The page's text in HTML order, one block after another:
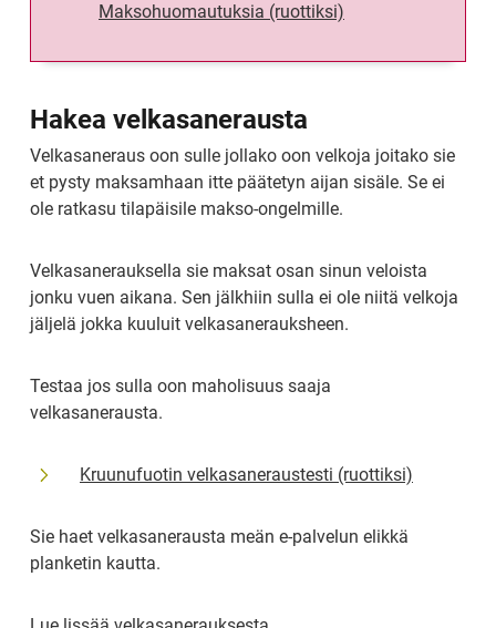
Maksohuomautuksia (ruottiksi)
Hakea velkasanerausta
Velkasaneraus oon sulle jollako oon velkoja joitako sie
et pysty maksamhaan itte päätetyn aijan sisäle. Se ei
ole ratkasu tilapäisile makso-ongelmille.
Velkasanerauksella sie maksat osan sinun veloista
jonku vuen aikana. Sen jälkhiin sulla ei ole niitä velkoja
jäljelä jokka kuuluit velkasanerauksheen.
Testaa jos sulla oon maholisuus saaja
velkasanerausta.
Kruunufuotin velkasaneraustesti (ruottiksi)
Sie haet velkasanerausta meän e-palvelun elikkä
planketin kautta.